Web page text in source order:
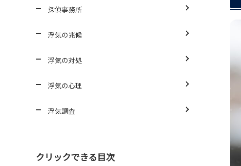
探偵事務所
浮気の兆候
浮気の対処
浮気の心理
浮気調査
クリックできる目次